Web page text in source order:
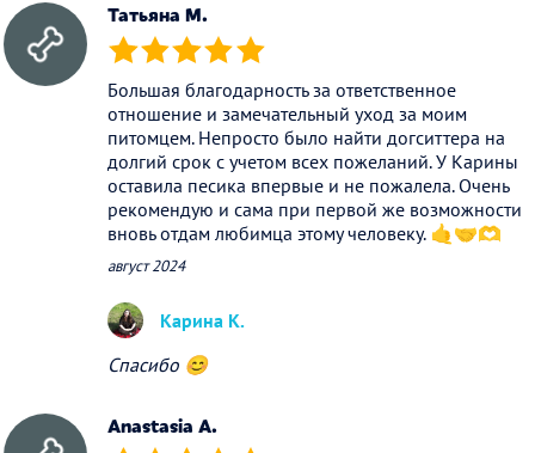
Татьяна М.
(*) (*) (*) (*) (*)
Большая благодарность за ответственное
отношение и замечательный уход за моим
питомцем. Непросто было найти догситтера на
долгий срок с учетом всех пожеланий. У Карины
оставила песика впервые и не пожалела. Очень
рекомендую и сама при первой же возможности
вновь отдам любимца этому человеку. 🤙🤝🫶
август 2024
Карина К.
Спасибо 😊
Anastasia A.